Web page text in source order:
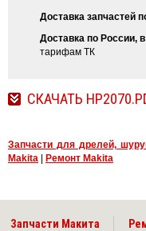
Доставка запчастей
Доставка по России,
тарифам ТК
СКАЧАТЬ
Запчасти для дрелей,
Makita
Ремонт Makita
Запчасти Макита